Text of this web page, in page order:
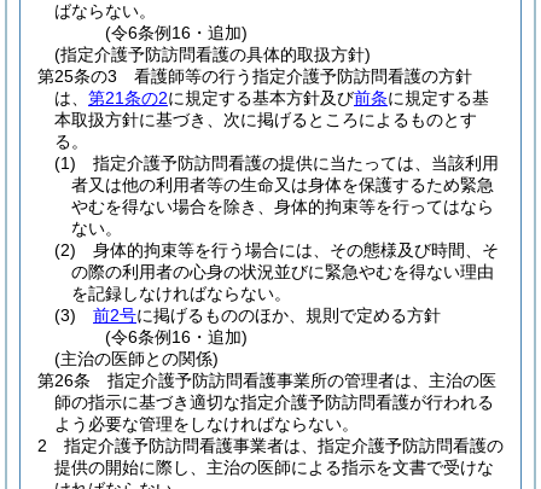
ばならない。
(令6条例16・追加)
(指定介護予防訪問看護の具体的取扱方針)
第25条の3
看護師等の行う指定介護予防訪問看護の方針
は、 第21条の2に規定する基本方針及び前条に規定する基
本取扱方針に基づき、次に掲げるところによるものとす
る。
(1)
指定介護予防訪問看護の提供に当たっては、当該利用
者又は他の利用者等の生命又は身体を保護するため緊急
やむを得ない場合を除き、身体的拘束等を行ってはなら
ない。
(2)
身体的拘束等を行う場合には、その態様及び時間、そ
の際の利用者の心身の状況並びに緊急やむを得ない理由
を記録しなければならない。
(3)
前2号に掲げるもののほか、規則で定める方針
(令6条例16・追加)
(主治の医師との関係)
第26条
指定介護予防訪問看護事業所の管理者は、主治の医
師の指示に基づき適切な指定介護予防訪問看護が行われる
よう必要な管理をしなければならない。
2
指定介護予防訪問看護事業者は、指定介護予防訪問看護の
提供の開始に際し、主治の医師による指示を文書で受けな